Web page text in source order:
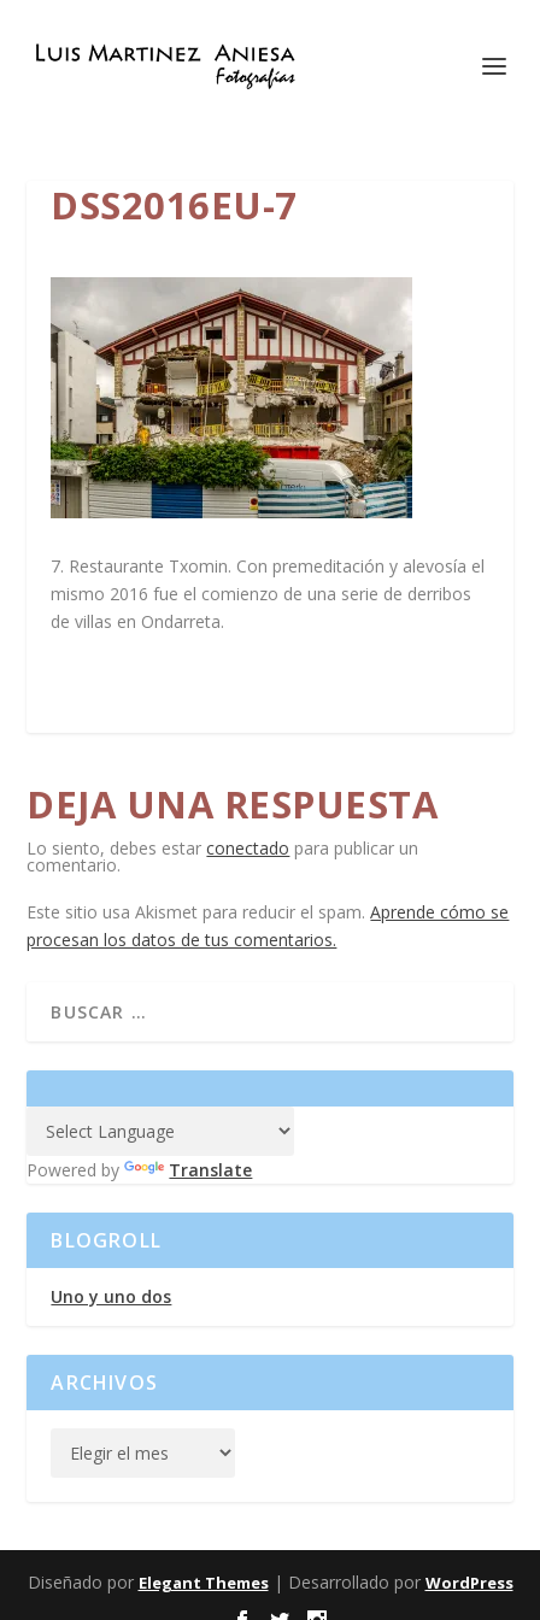
DSS2016EU-7
7. Restaurante Txomin. Con premeditación y alevosía el
mismo 2016 fue el comienzo de una serie de derribos
de villas en Ondarreta.
DEJA UNA RESPUESTA
Lo siento, debes estarconectado para publicar un
comentario.
Este sitio usa Akismet para reducir el spam.Aprende cómo se
procesan los datos de tus comentarios.
Powered by Translate
BLOGROLL
Uno y uno dos
ARCHIVOS
Diseñado por Elegant Themes| Desarrollado por WordPress